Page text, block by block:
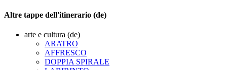
Altre tappe dell'itinerario (de)
arte e cultura (de)
ARATRO
AFFRESCO
DOPPIA SPIRALE